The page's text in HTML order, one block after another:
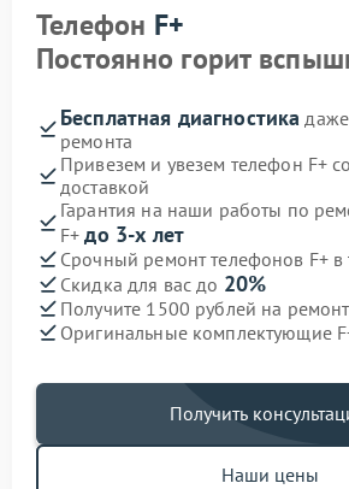
Телефон F+
Постоянно горит
Бесплатная диагностика
ремонта
Привезем и увезем телефон F+
доставкой
Гарантия на наши работы по
F+до 3-х лет
Срочный ремонт телефонов F+ в
Скидка для вас до 20%
Получите 1500 рублей на ремонт
Оригинальные комплектующие
Получить
Наши цены